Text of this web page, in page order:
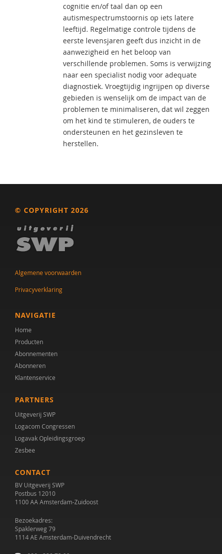
cognitie en/of taal dan op een
autismespectrumstoornis op iets latere
leeftijd. Regelmatige controle tijdens de
eerste levensjaren geeft dus inzicht in de
aanwezigheid en het beloop van
verschillende problemen. Soms is verwijzing
naar een specialist nodig voor adequate
diagnostiek. Vroegtijdig ingrijpen op diverse
gebieden is wenselijk om de impact van de
problemen te minimaliseren, dat wil zeggen
om het kind te stimuleren, de ouders te
ondersteunen en het gezinsleven te
herstellen.
© COPYRIGHT 2026
Algemene voorwaarden
Privacyverklaring
NAVIGATIE
Home
Producten
Abonnementen
Abonneren
Klantenservice
PARTNERS
Uitgeverij SWP
Logacom Congressen
Logavak Opleidingsgroep
Zesbee
CONTACT
BV Uitgeverij SWP
Postbus 12010
1100 AA Amsterdam-Zuidoost
Bezoekadres:
Spaklerweg 79
1114 AE Amsterdam-Duivendrecht